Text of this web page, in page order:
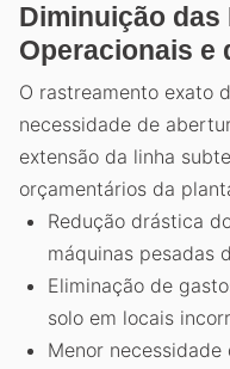
Diminuição das
Operacionais e
O rastreamento exato
necessidade de
extensão da linha
orçamentários da
Redução drástica
máquinas pesadas
Eliminação de
solo em locais
Menor